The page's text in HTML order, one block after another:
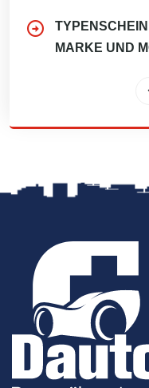
MARKE UND